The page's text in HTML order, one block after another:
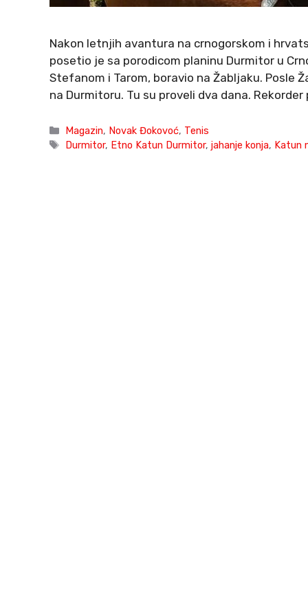
Nakon letnjih avantura na crnogorskom i
posetio je sa porodicom planinu Durmitor u
Stefanom i Tarom, boravio na Žabljaku. Posle
na Durmitoru. Tu su proveli dva dana.
Categories
Magazin, Novak Đokovoć, Tenis
Tags
Durmitor, Etno Katun Durmitor,jahanje konja, Katun